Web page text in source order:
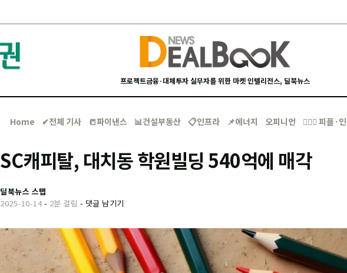
프로젝트금융·대체투자 실무자를 위한 마켓 인텔리전스, 딜북뉴스
Home ✔︎전체 기사 📒파이낸스 📊건설부동산 📋인프라 📌에너지 오피니언 🙋🏻‍♂️ 피플·
SC캐피탈, 대치동 학원빌딩 540억에 매각
딜북뉴스 스탭
2025-10-14- 2분 걸림 - 댓글 남기기